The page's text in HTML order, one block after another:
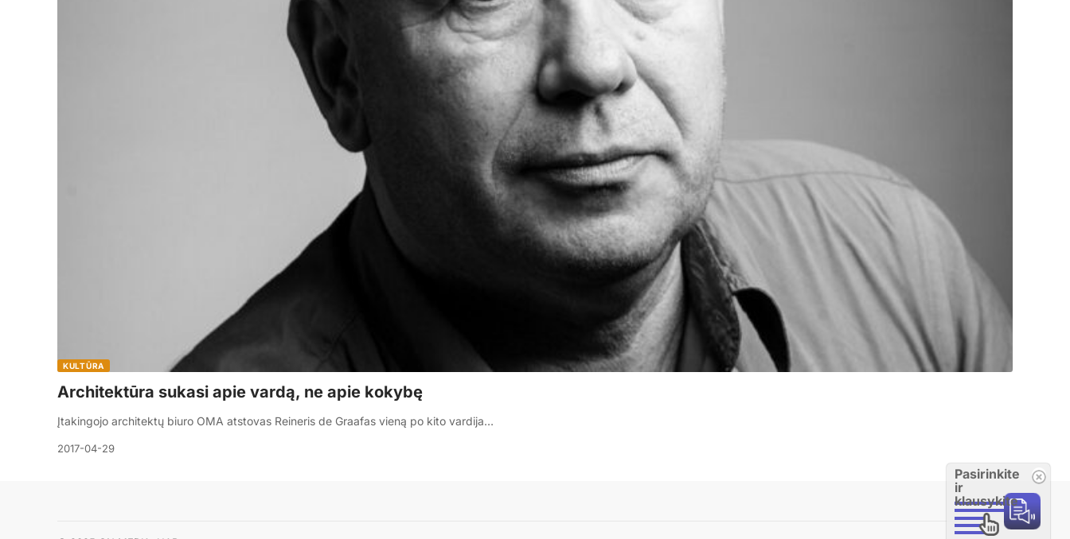
KULTŪRA
Architektūra sukasi apie vardą, ne apie kokybę
Įtakingojo architektų biuro OMA atstovas Reineris de Graafas vieną po kito vardija…
2017-04-29
Pasirinkite
ir
klausykite